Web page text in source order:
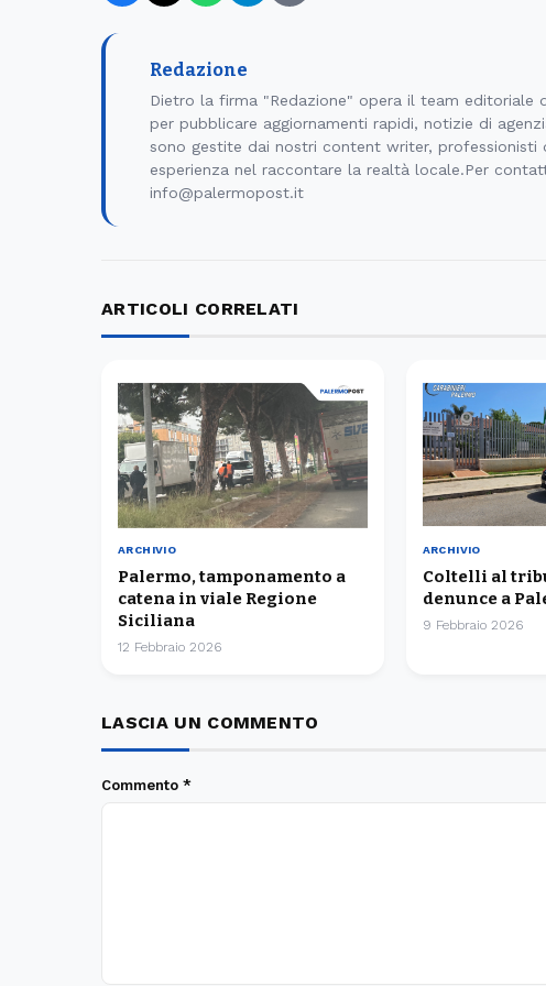
Redazione
Dietro la firma "Redazione" opera il team
per pubblicare aggiornamenti rapidi, notizie di
sono gestite dai nostri content writer,
esperienza nel raccontare la realtà locale.Per
info@palermopost.it
ARTICOLI CORRELATI
ARCHIVIO
Palermo, tamponamento a
catena in viale Regione
Siciliana
12 Febbraio 2026
ARCHIVIO
Coltelli al
denunce a
9 Febbraio 2026
LASCIA UN COMMENTO
Commento *